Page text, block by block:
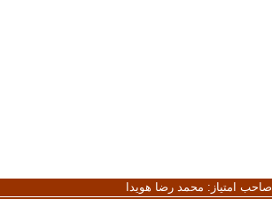
صاحب امتیاز: محمد رضا هویدا